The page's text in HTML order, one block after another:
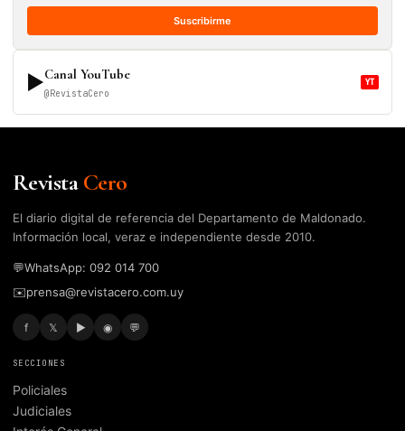
Suscribirme
▶Canal YouTube
@RevistaCero
YT
RevistaCero
El diario digital de referencia del Departamento de Maldonado.
Información local, veraz e independiente desde 2010.
💬WhatsApp: 092 014 700
✉️prensa@revistacero.com.uy
f 𝕏 ▶ ◉ 💬
SECCIONES
Policiales
Judiciales